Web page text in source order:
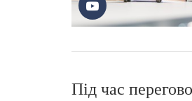
Під час